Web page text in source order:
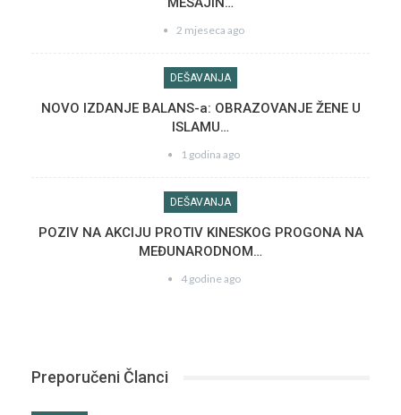
2 mjeseca ago
DEŠAVANJA
NOVO IZDANJE BALANS-a: OBRAZOVANJE ŽENE U
ISLAMU…
1 godina ago
DEŠAVANJA
POZIV NA AKCIJU PROTIV KINESKOG PROGONA NA
MEĐUNARODNOM…
4 godine ago
Preporučeni Članci